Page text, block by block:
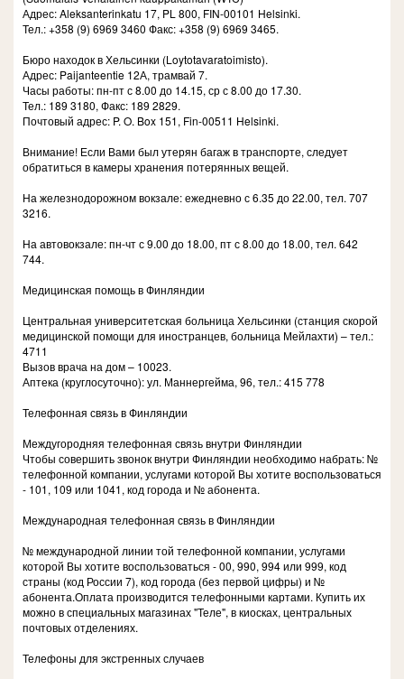
Адрес: Aleksanterinkatu 17, PL 800, FIN-00101 Helsinki.
Тел.: +358 (9) 6969 3460 Факс: +358 (9) 6969 3465.
Бюро находок в Хельсинки (Loytotavaratoimisto).
Адрес: Paijanteentie 12А, трамвай 7.
Часы работы: пн-пт с 8.00 до 14.15, ср с 8.00 до 17.30.
Тел.: 189 3180, Факс: 189 2829.
Почтовый адрес: P. O. Box 151, Fin-00511 Helsinki.
Внимание! Если Вами был утерян багаж в транспорте, следует
обратиться в камеры хранения потерянных вещей.
На железнодорожном вокзале: ежедневно с 6.35 до 22.00, тел. 707
3216.
На автовокзале: пн-чт с 9.00 до 18.00, пт с 8.00 до 18.00, тел. 642
744.
Медицинская помощь в Финляндии
Центральная университетская больница Хельсинки (станция скорой
медицинской помощи для иностранцев, больница Мейлахти) – тел.:
4711
Вызов врача на дом – 10023.
Аптека (круглосуточно): ул. Маннергейма, 96, тел.: 415 778
Телефонная связь в Финляндии
Междугородняя телефонная связь внутри Финляндии
Чтобы совершить звонок внутри Финляндии необходимо набрать: №
телефонной компании, услугами которой Вы хотите воспользоваться
- 101, 109 или 1041, код города и № абонента.
Международная телефонная связь в Финляндии
№ международной линии той телефонной компании, услугами
которой Вы хотите воспользоваться - 00, 990, 994 или 999, код
страны (код России 7), код города (без первой цифры) и №
абонента.Оплата производится телефонными картами. Купить их
можно в специальных магазинах "Теле", в киосках, центральных
почтовых отделениях.
Телефоны для экстренных случаев